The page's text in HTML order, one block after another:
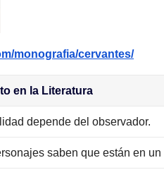
monografia/cervantes/
en la Literatura
depende del observador.
saben que están en un